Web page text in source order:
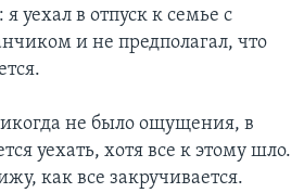
уехал в отпуск к семье с
и не предполагал, что
не было ощущения, в
уехать, хотя все к этому шло.
как все закручивается.